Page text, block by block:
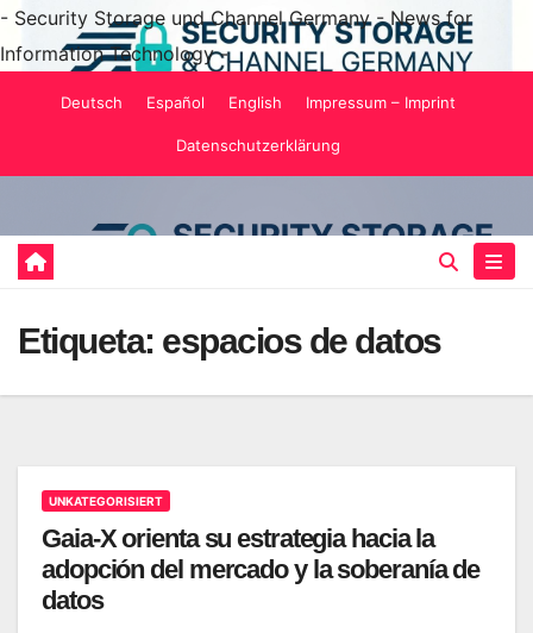
- Security Storage und Channel Germany - News for
Information Technology -
Deutsch Español English Impressum – Imprint
Datenschutzerklärung
Etiqueta: espacios de datos
UNKATEGORISIERT
Gaia-X orienta su estrategia hacia la
adopción del mercado y la soberanía de
datos